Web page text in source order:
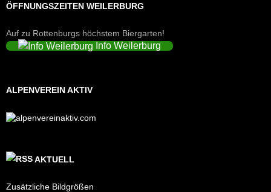
ÖFFNUNGSZEITEN WEILERBURG
Auf zu Rottenburgs höchstem Biergarten!
Info Weilerburg
ALPENVEREIN AKTIV
AKTUELL
Zusätzliche Bildgrößen